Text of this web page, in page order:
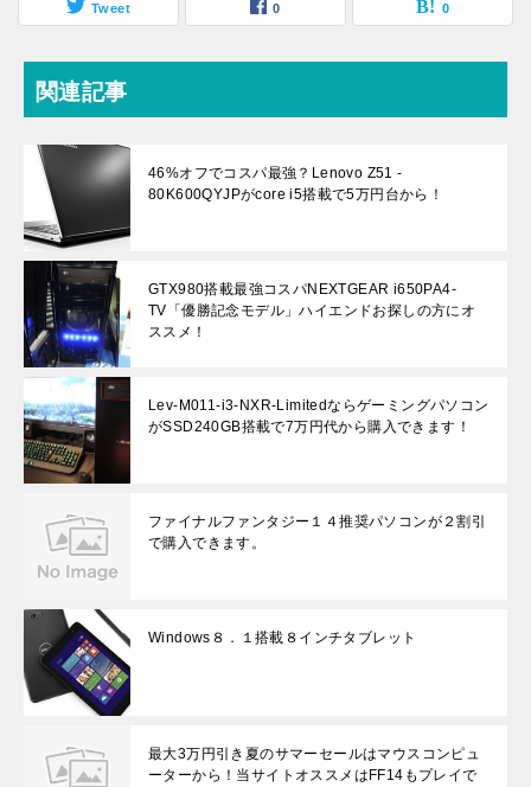
Tweet 0 0
関連記事
46%オフでコスパ最強？Lenovo Z51 -
80K600QYJPがcore i5搭載で5万円台から！
GTX980搭載最強コスパNEXTGEAR i650PA4-
TV「優勝記念モデル」ハイエンドお探しの方にオ
ススメ！
Lev-M011-i3-NXR-Limitedならゲーミングパソコン
がSSD240GB搭載で7万円代から購入できます！
ファイナルファンタジー１４推奨パソコンが２割引
で購入できます。
Windows８．１搭載８インチタブレット
最大3万円引き夏のサマーセールはマウスコンピュ
ーターから！当サイトオススメはFF14もプレイで